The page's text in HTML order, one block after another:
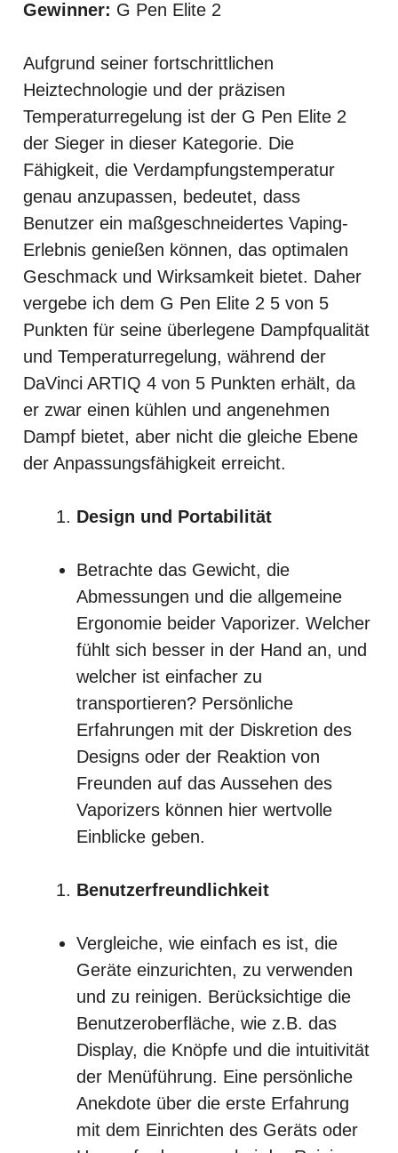
Gewinner: G Pen Elite 2
Aufgrund seiner fortschrittlichen
Heiztechnologie und der präzisen
Temperaturregelung ist der G Pen Elite 2
der Sieger in dieser Kategorie. Die
Fähigkeit, die Verdampfungstemperatur
genau anzupassen, bedeutet, dass
Benutzer ein maßgeschneidertes Vaping-
Erlebnis genießen können, das optimalen
Geschmack und Wirksamkeit bietet. Daher
vergebe ich dem G Pen Elite 2 5 von 5
Punkten für seine überlegene Dampfqualität
und Temperaturregelung, während der
DaVinci ARTIQ 4 von 5 Punkten erhält, da
er zwar einen kühlen und angenehmen
Dampf bietet, aber nicht die gleiche Ebene
der Anpassungsfähigkeit erreicht.
Design und Portabilität
Betrachte das Gewicht, die
Abmessungen und die allgemeine
Ergonomie beider Vaporizer. Welcher
fühlt sich besser in der Hand an, und
welcher ist einfacher zu
transportieren? Persönliche
Erfahrungen mit der Diskretion des
Designs oder der Reaktion von
Freunden auf das Aussehen des
Vaporizers können hier wertvolle
Einblicke geben.
Benutzerfreundlichkeit
Vergleiche, wie einfach es ist, die
Geräte einzurichten, zu verwenden
und zu reinigen. Berücksichtige die
Benutzeroberfläche, wie z.B. das
Display, die Knöpfe und die intuitivität
der Menüführung. Eine persönliche
Anekdote über die erste Erfahrung
mit dem Einrichten des Geräts oder